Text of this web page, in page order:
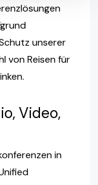
unserer
von Reisen für
Video,
in